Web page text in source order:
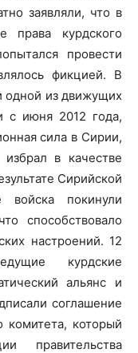
заявляли, что в
права курдского
провести
фикцией. В
одной из движущих
с июня 2012 года,
сила в Сирии,
в качестве
Сирийской
войска покинули
способствовало
настроений. 12
курдские
альянс и
соглашение
комитета, который
правительства